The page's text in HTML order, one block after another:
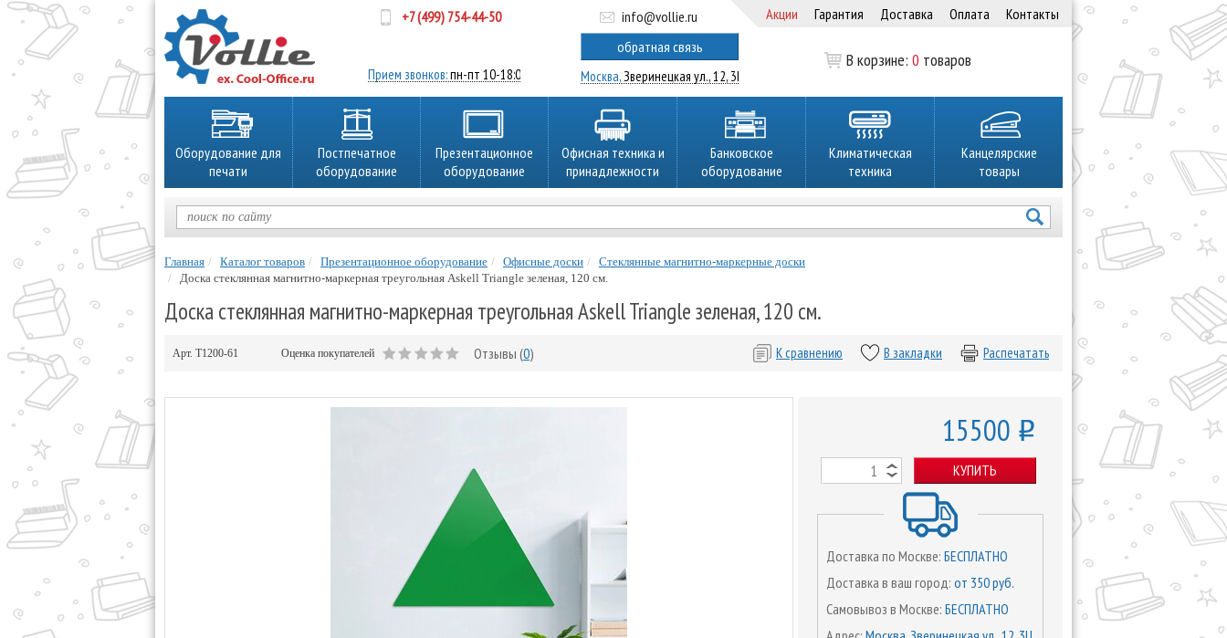
+7 (499) 754-44-50
Прием звонков:пн-пт 10-18:00
info@vollie.ru
обратная связь
Москва,Зверинецкая ул., 12, 3Ц
Акции Гарантия Доставка Оплата Контакты
В корзине:0 товаров
Оборудование для
печати
Постпечатное
оборудование
Презентационное
оборудование
Офисная техника и
принадлежности
Банковское
оборудование
Климатическая
техника
Канцелярские
товары
Главная Каталог товаров Презентационное оборудование Офисные доски
Стеклянные магнитно-маркерные доски
Доска стеклянная магнитно-маркерная треугольная Askell Triangle зеленая, 120 см.
Доска стеклянная магнитно-маркерная треугольная Askell Triangle зеленая, 120 см.
Арт. Т1200-61 Оценка покупателей Отзывы (0) Распечатать
В закладки
К сравнению
15500 o
КУПИТЬ
Доставка по Москве: БЕСПЛАТНО
Доставка в ваш город: от 350 руб.
Самовывоз в Москве: БЕСПЛАТНО